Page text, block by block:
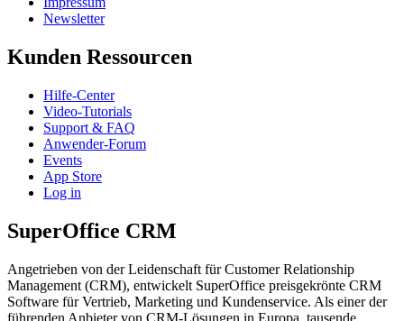
Newsletter
Kunden Ressourcen
Hilfe-Center
Video-Tutorials
Support & FAQ
Anwender-Forum
Events
App Store
Log in
SuperOffice CRM
Angetrieben von der Leidenschaft für Customer Relationship
Management (CRM), entwickelt SuperOffice preisgekrönte CRM
Software für Vertrieb, Marketing und Kundenservice. Als einer der
führenden Anbieter von CRM-Lösungen in Europa, tausende